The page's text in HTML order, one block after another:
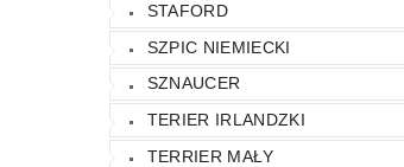
STAFORD
SZPIC NIEMIECKI
SZNAUCER
TERIER IRLANDZKI
TERRIER MAŁY